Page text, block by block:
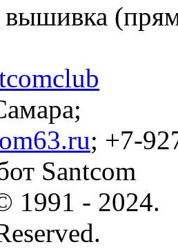
; +7-
Santcom
1991 - 2024.